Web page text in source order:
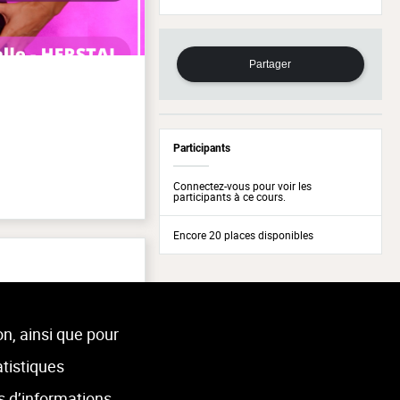
Partager
Participants
Connectez-vous pour voir les
participants à ce cours.
Encore 20 places disponibles
ainsi que pour